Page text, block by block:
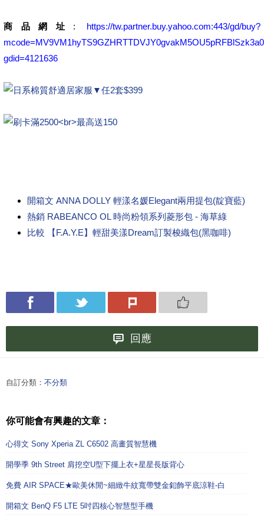
商品網址 : https://tw.partner.buy.yahoo.com:443/gd/buy?
gdid=4121636
開箱文 ANNA DOLLY 輕漾名媛Elegant兩用提包(靛寶藍)
熱銷 RABEANCO OL 時尚粉領系列菱形包 - 海草綠
比較 【F.A.Y.E】輕甜美漾Dream訂製梭織包(黑咖啡)
回應
自訂分類： 不分類
你可能會有興趣的文章：
心得文 Sony Xperia ZL C6502 高畫質智慧機
開學季 9th Street 肩挖空U型下擺上衣+星星長版背心
免費 AIR SPACE★歐美休閒~細緻牛紋寬帶雙金釦飾平底涼鞋-白
開箱文 BenQ F5 LTE 5吋四核心智慧型手機